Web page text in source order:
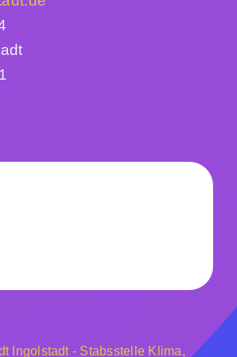
Ingolstadt - Stabsstelle Klima,